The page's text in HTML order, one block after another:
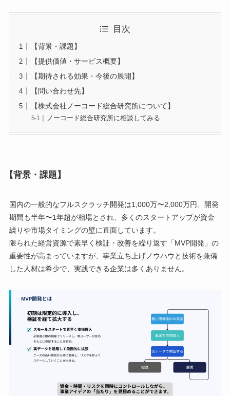
目次
【背景・課題】
【提供価値・サービス概要】
【期待される効果・今後の展開】
【問い合わせ先】
【株式会社ノーコード総合研究所について】
ノーコード総合研究所に相談してみる
【背景・課題】
国内の一般的なフルスクラッチ開発は1,000万〜2,000万円、開発
期間も半年〜1年超が相場とされ、多くのスタートアップが資金
繰りや市場タイミングの壁に直面しています。
限られた経営資源で素早く検証・改善を繰り返す「MVP開発」の
重要性が高まっていますが、事業立ち上げノウハウと技術を兼備
した人材は希少で、実践できる企業は多くありません。